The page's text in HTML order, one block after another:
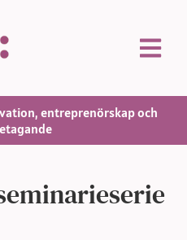
entreprenörskap och